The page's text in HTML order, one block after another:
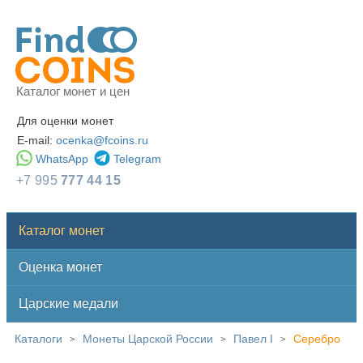
Каталог монет и цен
Для оценки монет
E-mail: ocenka@fcoins.ru
WhatsApp
Telegram
+7 995777 44 15
Каталог монет
Оценка монет
Царские медали
Каталоги > Монеты Царской России > Павел I > Серебро